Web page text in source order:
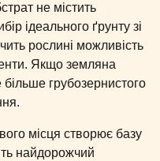
не містить
ідеального ґрунту зі
рослині можливість
Якщо земляна
грубозернистого
місця створює базу
найдорожчий